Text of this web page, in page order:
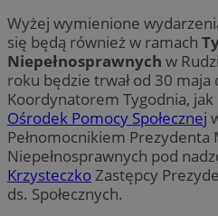
Wyżej wymienione
się będą również w ramach
Niepełnosprawnych w
roku będzie trwał od 30 maja
Koordynatorem Tygodnia,
Ośrodek Pomocy Społecznej
Pełnomocnikiem Prezydenta
Niepełnosprawnych pod
Krzysteczko Zastępcy
ds. Społecznych.